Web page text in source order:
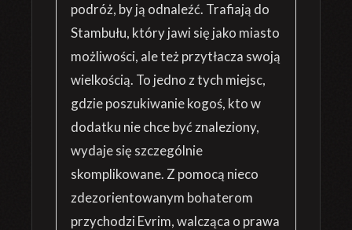
podróż, by ją odnaleźć. Trafiają do
Stambułu, który jawi się jako miasto
możliwości, ale też przytłacza swoją
wielkością. To jedno z tych miejsc,
gdzie poszukiwanie kogoś, kto w
dodatku nie chce być znaleziony,
wydaje się szczególnie
skomplikowane. Z pomocą nieco
zdezorientowanym bohaterom
przychodzi Evrim, walcząca o prawa